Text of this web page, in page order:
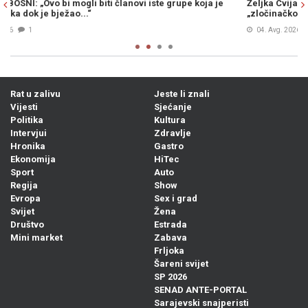
Željka Cvijanović vojno-redarstvenu akciju „Oluja“ nazvala
„zločinačkom“, očekuje se reakcija iz Zagreba...
04. Avg. 2026
Rat u zalivu
Vijesti
Politika
Intervjui
Hronika
Ekonomija
Sport
Regija
Evropa
Svijet
Društvo
Mini market
Jeste li znali
Sjećanje
Kultura
Zdravlje
Gastro
HiTec
Auto
Show
Sex i grad
Žena
Estrada
Zabava
Frljoka
Šareni svijet
SP 2026
SENAD ANTE-PORTAL
Sarajevski snajperisti